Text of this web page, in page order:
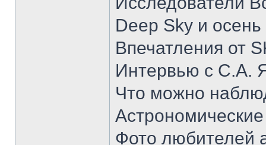
Deep Sky и осень
Впечатления от
Интервью с С.А.
Что можно
Фото любителей